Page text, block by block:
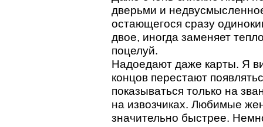
дверьми и
остающегося сразу
двое, иногда заменяет
поцелуй.
Надоедают даже карты. Я
концов перестают
показываться только на
на извозчиках. Любимые
значительно быстрее.